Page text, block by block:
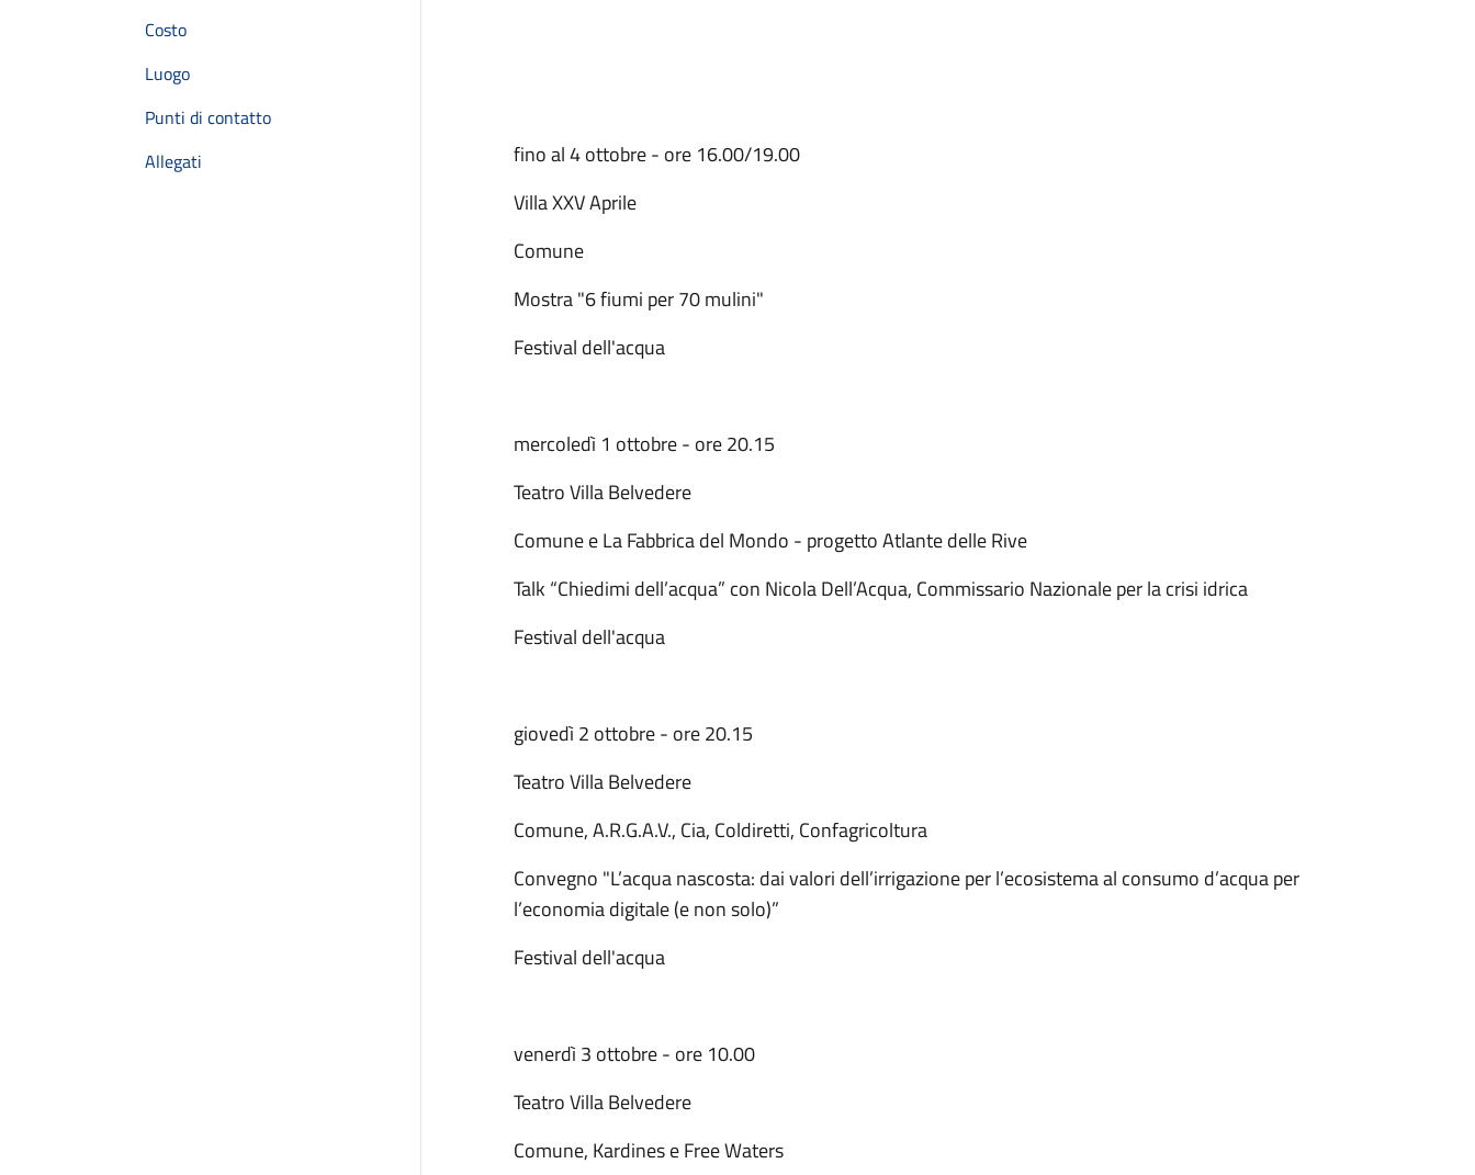
Costo
Luogo
Punti di contatto
Allegati
fino al 4 ottobre - ore 16.00/19.00
Villa XXV Aprile
Comune
Mostra "6 fiumi per 70 mulini"
Festival dell'acqua
mercoledì 1 ottobre - ore 20.15
Teatro Villa Belvedere
Comune e La Fabbrica del Mondo - progetto Atlante delle Rive
Talk “Chiedimi dell’acqua” con Nicola Dell’Acqua, Commissario Nazionale per la crisi idrica
Festival dell'acqua
giovedì 2 ottobre - ore 20.15
Teatro Villa Belvedere
Comune, A.R.G.A.V., Cia, Coldiretti, Confagricoltura
Convegno "L’acqua nascosta: dai valori dell’irrigazione per l’ecosistema al consumo d’acqua per
l’economia digitale (e non solo)”
Festival dell'acqua
venerdì 3 ottobre - ore 10.00
Teatro Villa Belvedere
Comune, Kardines e Free Waters